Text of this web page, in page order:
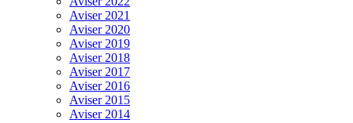
Aviser 2021
Aviser 2020
Aviser 2019
Aviser 2018
Aviser 2017
Aviser 2016
Aviser 2015
Aviser 2014